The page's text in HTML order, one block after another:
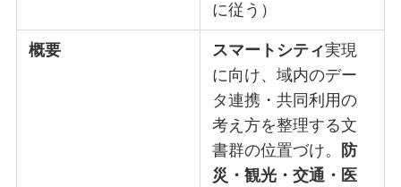
に従う）
概要 スマートシティ実現
に向け、域内のデー
タ連携・共同利用の
考え方を整理する文
書群の位置づけ。
防
災・観光・交通・医